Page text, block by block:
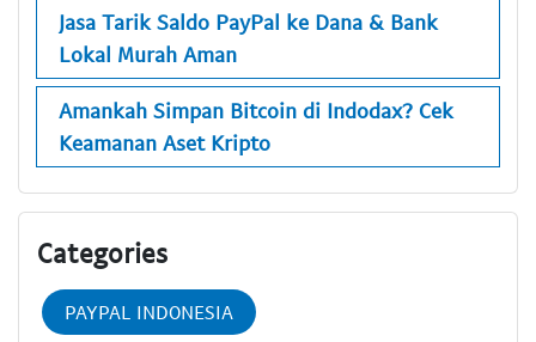
Jasa Tarik Saldo PayPal ke Dana & Bank
Lokal Murah Aman
Amankah Simpan Bitcoin di Indodax? Cek
Keamanan Aset Kripto
Categories
PAYPAL INDONESIA